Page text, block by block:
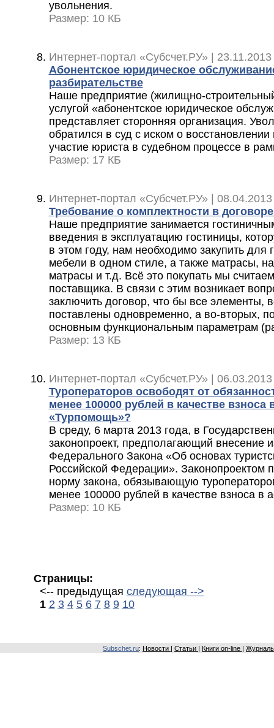
увольнения.
Размер: 10 КБ
Интернет-портал «Субсчет.РУ» |
Абонентское юридическое
разбирательстве
Наше предприятие (жилищно-
услугой «абонентское юридическое
представляет сторонняя организация.
обратился в суд с иском о
участие юриста в судебном процессе в
Размер: 17 КБ
Интернет-портал «Субсчет.РУ» |
Требование о комплектности в
Наше предприятие занимается
введения в эксплуатацию гостиницы,
в этом году, нам необходимо закупить
мебели в одном стиле, а также матрасы,
матрасы и т.д. Всё это покупать мы
поставщика. В связи с этим возникает
заключить договор, что бы все элементы,
поставлены одновременно, а во-вторых,
основным функциональным параметрам
Размер: 13 КБ
Интернет-портал «Субсчет.РУ» |
Туроператоров освободят от
менее 100000 рублей в качестве взноса
«Турпомощь»?
В среду, 6 марта 2013 года, в
законопроект, предполагающий внесение
Федерального Закона «Об основах
Российской Федерации». Законопроектом
норму закона, обязывающую
менее 100000 рублей в качестве взноса в
Размер: 10 КБ
Страницы:
<-- предыдущая следующая -->
1 2 3 4 5 6 7 8 9 10
Subschet.ru: Новости Статьи Книги on-line